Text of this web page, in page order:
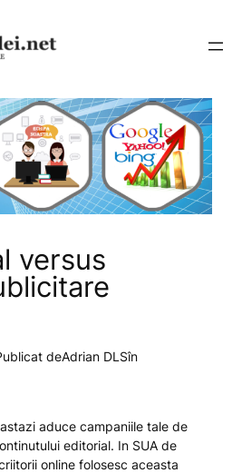
versus
deAdrian DLSîn
aduce campaniile tale de
editorial. In SUA de
online folosesc aceasta